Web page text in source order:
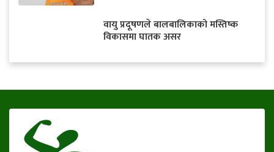
वायु प्रदूषणले बालबालिकाको मस्तिष्क
विकासमा घातक असर